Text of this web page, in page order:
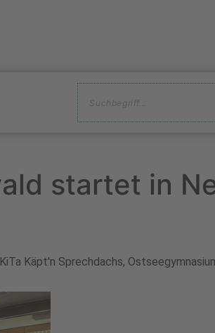
startet in
KiTa Käpt'n Sprechdachs,